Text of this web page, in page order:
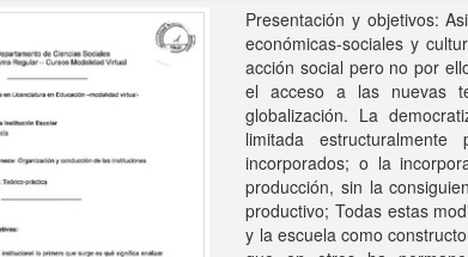
Presentación y objetivos:
económicas-sociales y
acción social pero no por
el acceso a las nuevas
globalización. La
limitada
incorporados; o la
producción, sin la
productivo; Todas estas
y la escuela como